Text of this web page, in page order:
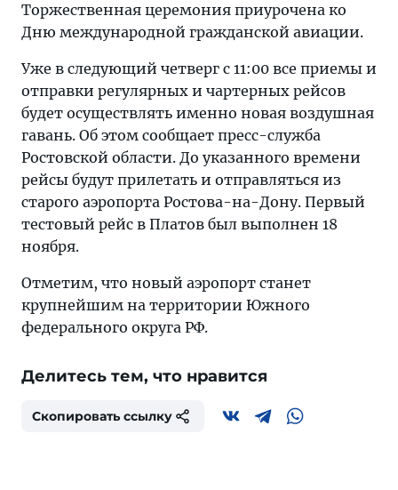
Торжественная церемония приурочена ко
Дню международной гражданской авиации.
Уже в следующий четверг с 11:00 все приемы и
отправки регулярных и чартерных рейсов
будет осуществлять именно новая воздушная
гавань. Об этом сообщает пресс-служба
Ростовской области. До указанного времени
рейсы будут прилетать и отправляться из
старого аэропорта Ростова-на-Дону. Первый
тестовый рейс в Платов был выполнен 18
ноября.
Отметим, что новый аэропорт станет
крупнейшим на территории Южного
федерального округа РФ.
Делитесь тем, что нравится
Скопировать ссылку